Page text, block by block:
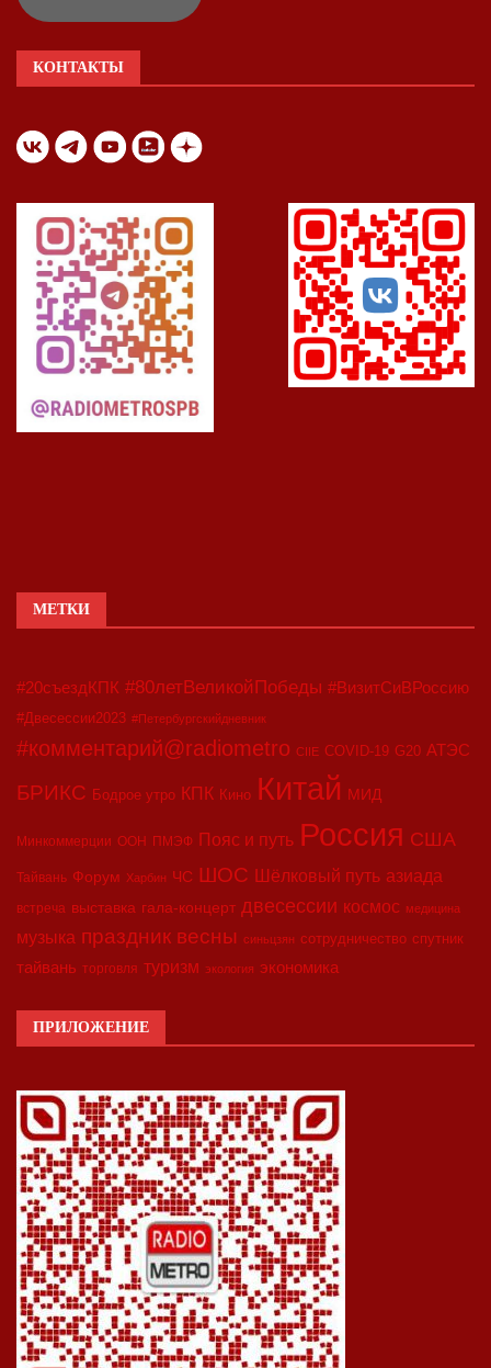
КОНТАКТЫ
МЕТКИ
#20съездКПК #80летВеликойПобеды #ВизитСиВРоссию
#Двесессии2023 #Петербургскийдневник
#комментарий@radiometro CIIE COVID-19 G20 АТЭС
БРИКС Бодрое утро КПК Кино Китай МИД
Минкоммерции ООН ПМЭФ Пояс и путь Россия США
Тайвань Форум Харбин ЧС ШОС Шёлковый путь азиада
встреча выставка гала-концерт двесессии космос медицина
музыка праздник весны синьцзян сотрудничество спутник
тайвань торговля туризм экология экономика
ПРИЛОЖЕНИЕ